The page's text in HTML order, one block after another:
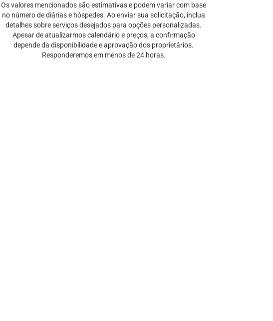
Os valores mencionados são estimativas e podem variar com base
no número de diárias e hóspedes. Ao enviar sua solicitação, inclua
detalhes sobre serviços desejados para opções personalizadas.
Apesar de atualizarmos calendário e preços, a confirmação
depende da disponibilidade e aprovação dos proprietários.
Responderemos em menos de 24 horas.